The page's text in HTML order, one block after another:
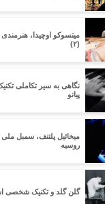
میتسوکو اوچیدا، هنرمندی
(۲)
نگاهی به سیر تکاملی
پیانو
میخائیل پلتنف، سمبل
روسیه
گلن گلد و تکنیک شخصی